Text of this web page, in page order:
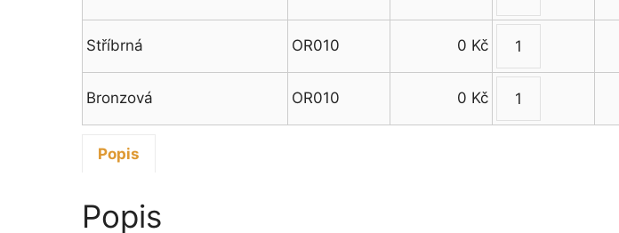
tenis
(tenistka
při
podání)
Stříbrná OR010 0 Kč
Emblém
tenis
(tenistka
při
Bronzová OR010 0 Kč
Emblém
tenis
Popis
Popis